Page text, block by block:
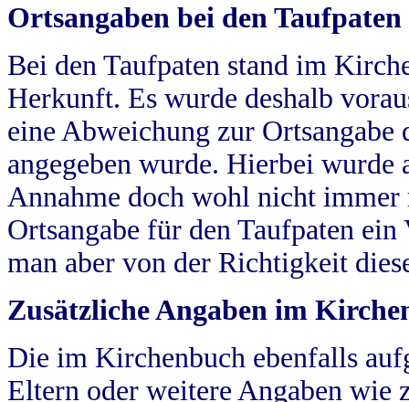
Ortsangaben bei den Taufpaten
Bei den Taufpaten stand im
Herkunft. Es wurde deshalb
eine Abweichung zur
angegeben wurde. Hierbei wurde
Annahme doch wohl nicht
Ortsangabe für den Taufpaten
man aber von der Richtigkeit
Zusätzliche Angaben im
Die im Kirchenbuch ebenfalls
Eltern oder weitere Angaben wie